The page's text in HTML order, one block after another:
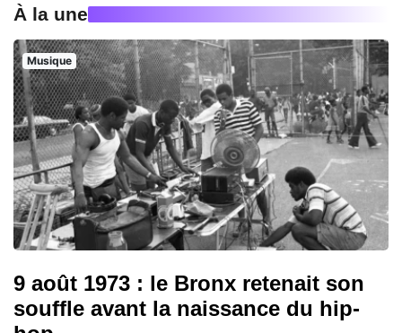
À la une
Musique
9 août 1973 : le Bronx retenait son
souffle avant la naissance du hip-